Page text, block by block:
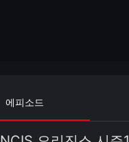
에피소드